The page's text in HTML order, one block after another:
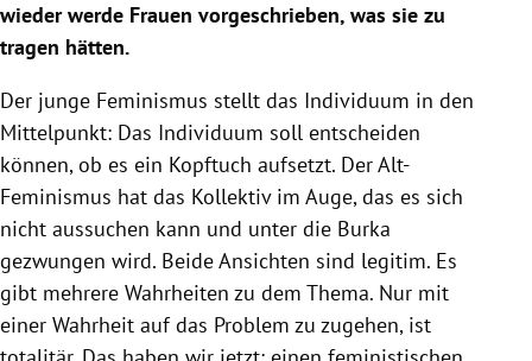
wieder werde Frauen vorgeschrieben, was sie zu
tragen hätten.
Der junge Feminismus stellt das Individuum in den
Mittelpunkt: Das Individuum soll entscheiden
können, ob es ein Kopftuch aufsetzt. Der Alt-
Feminismus hat das Kollektiv im Auge, das es sich
nicht aussuchen kann und unter die Burka
gezwungen wird. Beide Ansichten sind legitim. Es
gibt mehrere Wahrheiten zu dem Thema. Nur mit
einer Wahrheit auf das Problem zu zugehen, ist